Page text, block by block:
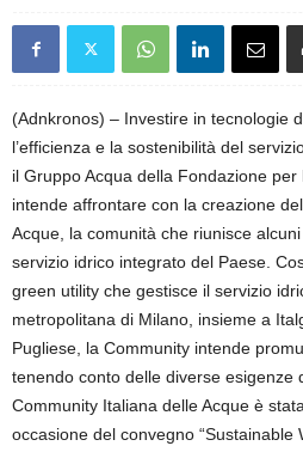
(Adnkronos) – Investire in tecnologie
l’efficienza e la sostenibilità del
il Gruppo Acqua della Fondazione
intende affrontare con la creazione
Acque, la comunità che riunisce
servizio idrico integrato del Paese.
green utility che gestisce il servizio
metropolitana di Milano, insieme a
Pugliese, la Community intende
tenendo conto delle diverse
Community Italiana delle Acque è
occasione del convegno “Sustainable